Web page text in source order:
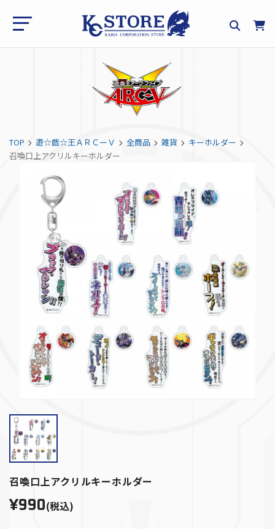
TOP 遊☆戯☆王ＡＲＣーＶ 全商品 雑貨
キーホルダー
召喚口上アクリルキーホルダー
召喚口上アクリルキーホルダー
¥990(税込)